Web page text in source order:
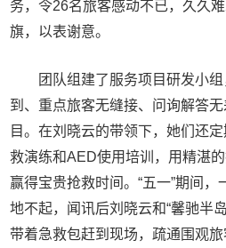
务，令26名旅客感动不已，久久
旗，以表谢意。
团队组建了服务项目研发小
到、重点旅客无缝接、问询解答
目。在刘晓云的带领下，她们还
救演练和AED使用培训，用精湛
赢得宝贵抢救时间。“五一”期间
地不起，闻讯后刘晓云和“馨驰半
带着急救包赶到现场，疏通围观